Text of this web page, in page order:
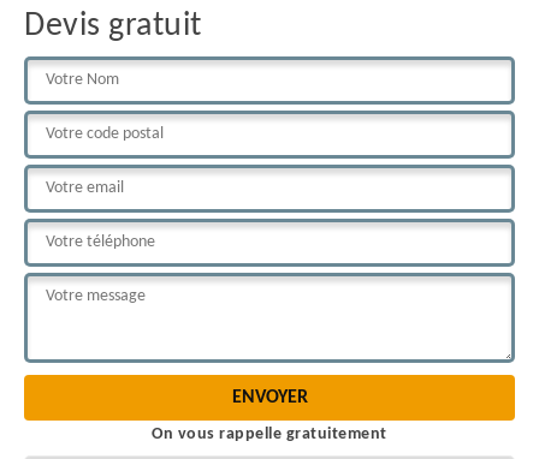
Devis gratuit
On vous rappelle gratuitement